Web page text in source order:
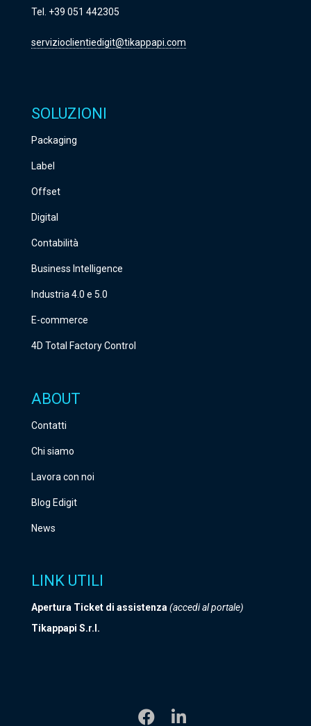
Tel. +39 051 442305
servizioclientiedigit@tikappapi.com
SOLUZIONI
Packaging
Label
Offset
Digital
Contabilità
Business Intelligence
Industria 4.0 e 5.0
E-commerce
4D Total Factory Control
ABOUT
Contatti
Chi siamo
Lavora con noi
Blog Edigit
News
LINK UTILI
Apertura Ticket di assistenza (accedi al portale)
Tikappapi S.r.l.